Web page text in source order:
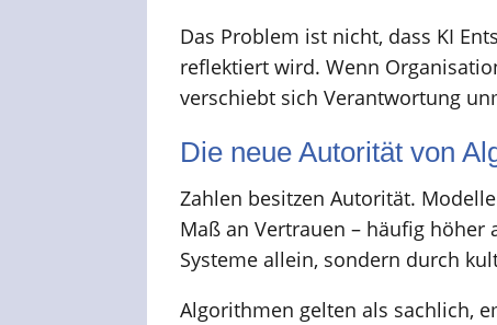
Das Problem ist nicht, dass KI
reflektiert wird. Wenn
verschiebt sich Verantwortung
Die neue Autorität von
Zahlen besitzen Autorität.
Maß an Vertrauen – häufig
Systeme allein, sondern durch
Algorithmen gelten als sachlich,